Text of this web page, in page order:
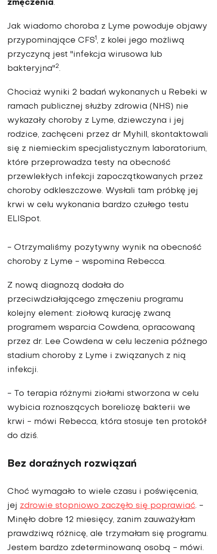
zmęczenia.
Jak wiadomo choroba z Lyme powoduje objawy
przypominające CFS1, z kolei jego możliwą
przyczyną jest "infekcja wirusowa lub
bakteryjna"2.
Chociaż wyniki 2 badań wykonanych u Rebeki w
ramach publicznej służby zdrowia (NHS) nie
wykazały choroby z Lyme, dziewczyna i jej
rodzice, zachęceni przez dr Myhill, skontaktowali
się z niemieckim specjalistycznym laboratorium,
które przeprowadza testy na obecność
przewlekłych infekcji zapoczątkowanych przez
choroby odkleszczowe. Wysłali tam próbkę jej
krwi w celu wykonania bardzo czułego testu
ELISpot.
- Otrzymaliśmy pozytywny wynik na obecność
choroby z Lyme - wspomina Rebecca.
Z nową diagnozą dodała do
przeciwdziałającego zmęczeniu programu
kolejny element: ziołową kurację zwaną
programem wsparcia Cowdena, opracowaną
przez dr. Lee Cowdena w celu leczenia późnego
stadium choroby z Lyme i związanych z nią
infekcji.
- To terapia różnymi ziołami stworzona w celu
wybicia roznoszących boreliozę bakterii we
krwi - mówi Rebecca, która stosuje ten protokół
do dziś.
Bez doraźnych rozwiązań
Choć wymagało to wiele czasu i poświęcenia,
jej zdrowie stopniowo zaczęło się poprawiać. -
Minęło dobre 12 miesięcy, zanim zauważyłam
prawdziwą różnicę, ale trzymałam się programu.
Jestem bardzo zdeterminowaną osobą - mówi.